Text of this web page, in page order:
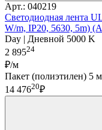
Арт.: 040219
Светодиодная лента
W/m, IP20, 5630, 5m)
Day | Дневной 5000 K
2 89524
₽/м
Пакет (полиэтилен) 5 м
14 47620₽